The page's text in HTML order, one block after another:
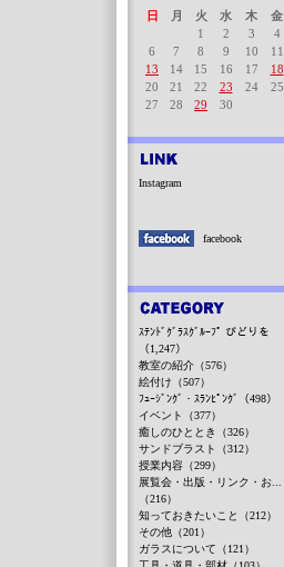
日
月 火 水 木 金
1
2 3 4
6
7 8 9 10 11
13
14 15 16 17 18
20
21 22 23 24 25
27
28 29 30
Instagram
facebook
ｽﾃﾝﾄﾞｸﾞﾗｽｸﾞﾙｰﾌﾟ びどりを
（1,247）
教室の紹介（576）
絵付け（507）
ﾌｭｰｼﾞﾝｸﾞ・ｽﾗﾝﾋﾟﾝｸﾞ（498）
イベント（377）
癒しのひととき（326）
サンドブラスト（312）
授業内容（299）
展覧会・出版・リンク・お...
（216）
知っておきたいこと（212）
その他（201）
ガラスについて（121）